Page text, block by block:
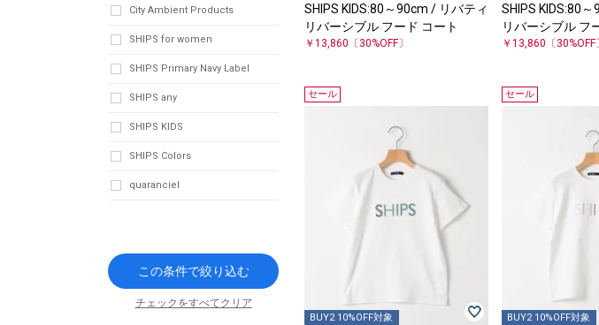
SHIPS KIDS:80～90cm / リバティ
リバーシブル フード コート
￥13,860 〔30%OFF〕
SHIPS KIDS:80
リバーシブル フ
￥13,860 〔30%OFF〕
セール
BUY2 10%OFF対象
セール
BUY2 10%OFF対象
City Ambient Products
SHIPS for women
SHIPS Primary Navy Label
SHIPS any
SHIPS KIDS
SHIPS Colors
quaranciel
この条件で絞り込む
チェックをすべてクリア